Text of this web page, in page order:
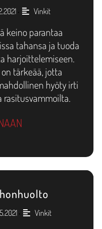
• Vinkit
keino parantaa
tahansa ja tuoda
harjoittelemiseen.
tärkeää, jotta
hyöty irti
rasitusvammoilta.
• Vinkit